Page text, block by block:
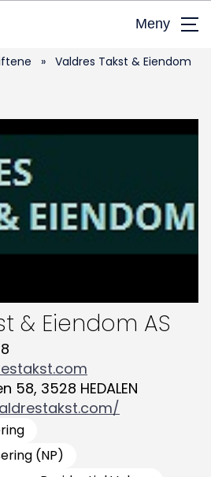
Meny
» Valdres Takst & Eiendom
& Eiendom AS
58, 3528 HEDALEN
(NP)